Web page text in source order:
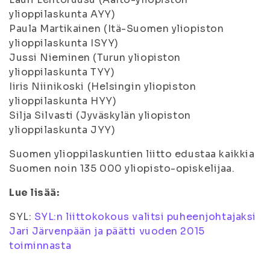
ylioppilaskunta AYY)
Paula Martikainen (Itä-Suomen yliopiston
ylioppilaskunta ISYY)
Jussi Nieminen (Turun yliopiston
ylioppilaskunta TYY)
Iiris Niinikoski (Helsingin yliopiston
ylioppilaskunta HYY)
Silja Silvasti (Jyväskylän yliopiston
ylioppilaskunta JYY)
Suomen ylioppilaskuntien liitto edustaa kaikkia
Suomen noin 135 000 yliopisto-opiskelijaa.
Lue lisää:
SYL: SYL:n liittokokous valitsi puheenjohtajaksi
Jari Järvenpään ja päätti vuoden 2015
toiminnasta